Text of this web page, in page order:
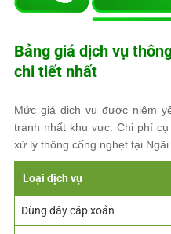
Bảng giá dịch vụ
chi tiết nhất
Mức giá dịch vụ được niêm
tranh nhất khu vực. Chi phí
xử lý thông cống nghẹt tại
Loại dịch vụ
Dùng dây cáp xoắn